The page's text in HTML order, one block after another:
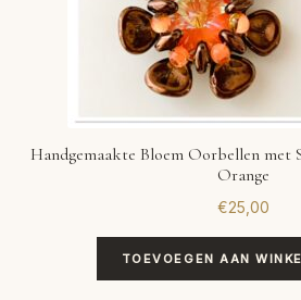
Handgemaakte Bloem Oorbellen
Orange
€25,00
TOEVOEGEN AAN